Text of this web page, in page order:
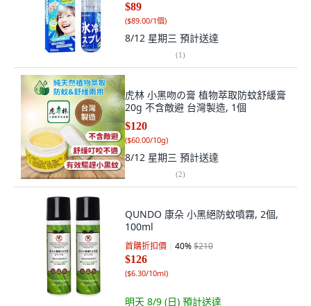
$89
($89.00/1個)
8/12 星期三 預計送達
(1)
虎林 小黑吻の膏 植物萃取防蚊舒緩膏
20g 不含敵避 台灣製造, 1個
$120
($60.00/10g)
8/12 星期三 預計送達
(2)
QUNDO 康朵 小黑絕防蚊噴霧, 2個,
100ml
首購折扣價 40%$210
$126
($6.30/10ml)
明天 8/9 (日) 預計送達